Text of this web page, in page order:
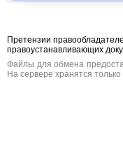
Претензии
правоустанавливающих
Файлы для обмена
На сервере хранятся